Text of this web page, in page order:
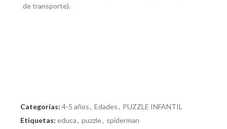
de transporte).
Categorías: 4-5 años, Edades, PUZZLE INFANTIL
Etiquetas: educa, puzzle, spiderman